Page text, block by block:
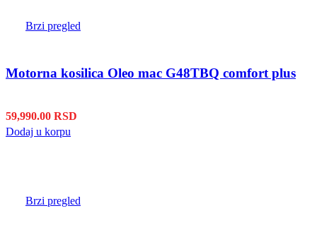
Brzi pregled
Motorna kosilica Oleo mac G48TBQ comfort plus
59,990.00 RSD
Dodaj u korpu
Brzi pregled